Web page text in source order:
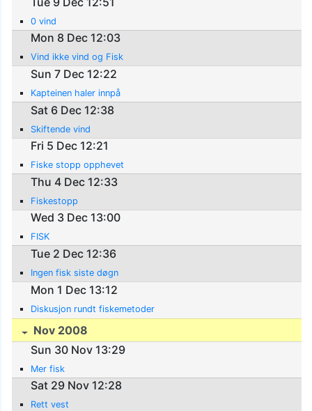
0 vind
Mon 8 Dec 12:03
Vind ikke vind og Fisk
Sun 7 Dec 12:22
Kapteinen haler innpå
Sat 6 Dec 12:38
Skiftende vind
Fri 5 Dec 12:21
Fiske stopp opphevet
Thu 4 Dec 12:33
Fiskestopp
Wed 3 Dec 13:00
FISK
Tue 2 Dec 12:36
Ingen fisk siste døgn
Mon 1 Dec 13:12
Diskusjon rundt fiskemetoder
Nov 2008
Sun 30 Nov 13:29
Mer fisk
Sat 29 Nov 12:28
Rett vest